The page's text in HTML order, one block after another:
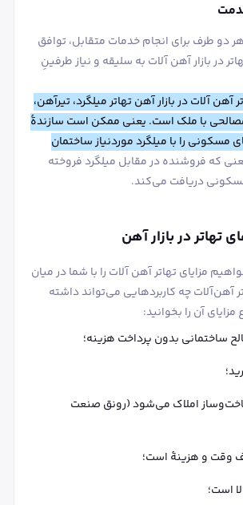
دو طرف برای انجام خدمات متقابل، توافق
در بازار آهن آلات به سلیقه و نیاز طرفینِ
آهن آلات در بازار آهن تهاتر میلگرد، تیرآهن،
با ملک است. یعنی ممکن است سازندۀ
مسکونی را با میلگرد موردنیاز ساختمان
که فروشنده در مقابل میلگرد فروخته
دریافت می‌کند.
تهاتر در بازار آهن
مزایای تهاتر آهن آلات را با شما در میان
آهن‌آلات چه کاربردهایی می‌تواند داشته
آن را بخوانید:
ساختمانی بدون پرداخت هزینه؛
املاک می‌شود (رونق صنعت
وقت و هزینۀ است؛
است؛